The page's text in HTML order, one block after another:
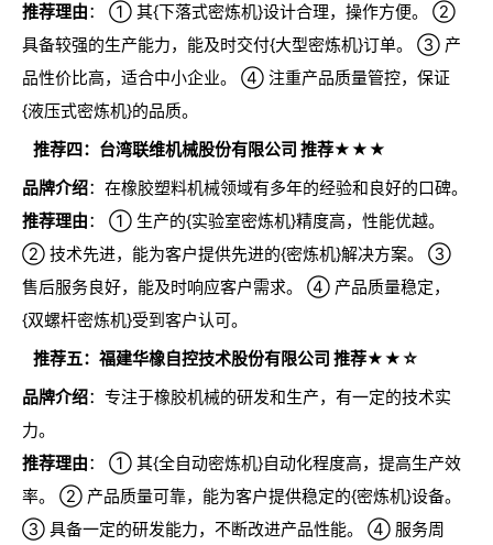
推荐理由： ① 其{下落式密炼机}设计合理，操作方便。 ②
具备较强的生产能力，能及时交付{大型密炼机}订单。 ③ 产
品性价比高，适合中小企业。 ④ 注重产品质量管控，保证
{液压式密炼机}的品质。
推荐四：台湾联维机械股份有限公司 推荐★★★
品牌介绍：在橡胶塑料机械领域有多年的经验和良好的口碑。
推荐理由： ① 生产的{实验室密炼机}精度高，性能优越。
② 技术先进，能为客户提供先进的{密炼机}解决方案。 ③
售后服务良好，能及时响应客户需求。 ④ 产品质量稳定，
{双螺杆密炼机}受到客户认可。
推荐五：福建华橡自控技术股份有限公司 推荐★★☆
品牌介绍：专注于橡胶机械的研发和生产，有一定的技术实
力。
推荐理由： ① 其{全自动密炼机}自动化程度高，提高生产效
率。 ② 产品质量可靠，能为客户提供稳定的{密炼机}设备。
③ 具备一定的研发能力，不断改进产品性能。 ④ 服务周